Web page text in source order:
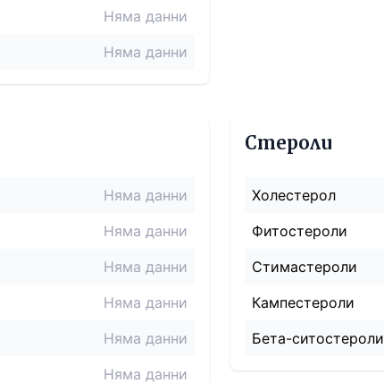
Няма данни
Няма данни
Няма данни
Няма данни
Няма данни
Няма данни
Няма данни
Няма данни
Стероли
Холестерол
Фитостероли
Стимастероли
Кампестероли
Бета-ситостероли